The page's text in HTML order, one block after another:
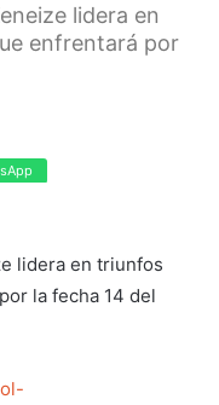
lidera en
enfrentará por
lidera en triunfos
la fecha 14 del